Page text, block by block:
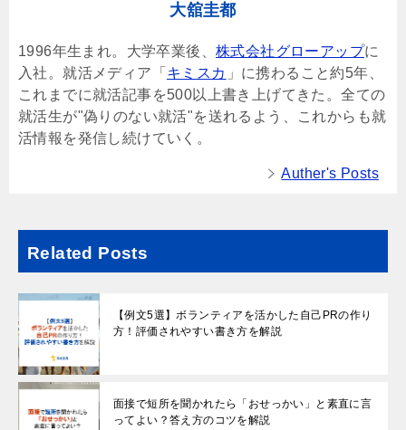
大舘圭都
1996年生まれ。大学卒業後、 株式会社グローアップに
入社。就活メディア「 キミスカ 」に携わること約5年、
これまでに就活記事を500以上書き上げてきた。全ての
就活生が"偽りのない就活"を送れるよう、これからも就
活情報を発信し続けていく。
Auther's Posts
Related Posts
【例文5選】ボランティアを活かした自己PRの作り
方！評価されやすい書き方を解説
面接で短所を聞かれたら「おせっかい」と素直に言
ってよい？答え方のコツを解説